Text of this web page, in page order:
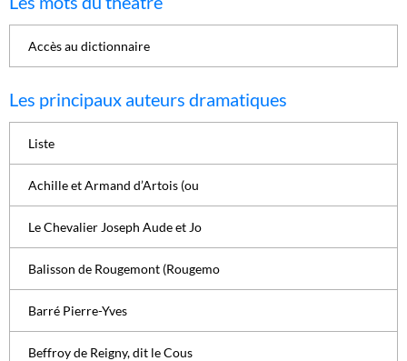
Accès au dictionnaire
Les principaux auteurs dramatiques
Liste
Achille et Armand d’Artois (ou
Le Chevalier Joseph Aude et Jo
Balisson de Rougemont (Rougemo
Barré Pierre-Yves
Beffroy de Reigny, dit le Cous